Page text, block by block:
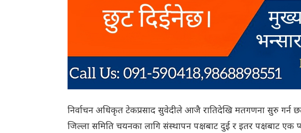
निर्वाचन अधिकृत टेकप्रसाद सुवेदीले आजै रातिदेखि मतगणना सुरु गर्न
जिल्ला समिति चयनका लागि संस्थापन पक्षबाट दुई र इतर पक्षबाट एक